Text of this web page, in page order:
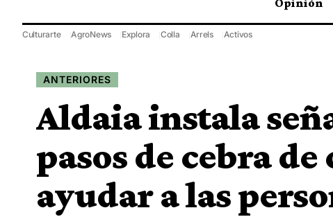
Culturarte AgroNews Explora Colla Arrels Activos
ANTERIORES
Aldaia instala
pasos de cebra
ayudar a las